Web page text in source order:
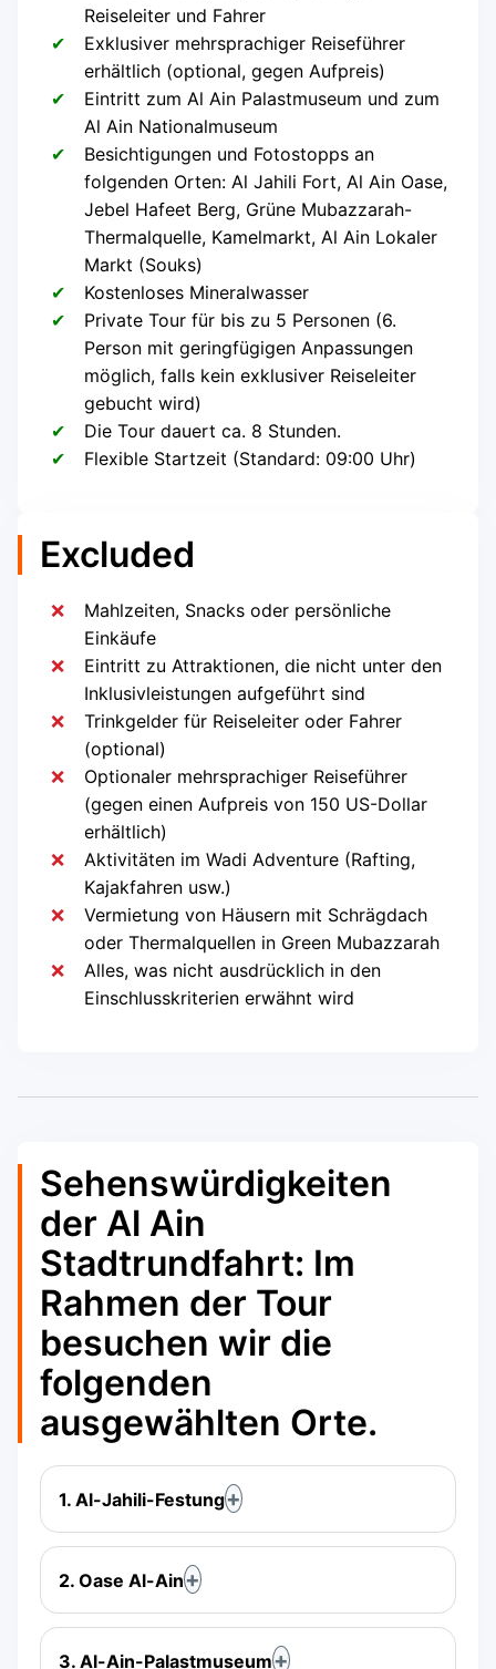
Reiseleiter und Fahrer
Exklusiver mehrsprachiger Reiseführer
erhältlich (optional, gegen Aufpreis)
Eintritt zum Al Ain Palastmuseum und zum
Al Ain Nationalmuseum
Besichtigungen und Fotostopps an
folgenden Orten: Al Jahili Fort, Al Ain Oase,
Jebel Hafeet Berg, Grüne Mubazzarah-
Thermalquelle, Kamelmarkt, Al Ain Lokaler
Markt (Souks)
Kostenloses Mineralwasser
Private Tour für bis zu 5 Personen (6.
Person mit geringfügigen Anpassungen
möglich, falls kein exklusiver Reiseleiter
gebucht wird)
Die Tour dauert ca. 8 Stunden.
Flexible Startzeit (Standard: 09:00 Uhr)
Excluded
Mahlzeiten, Snacks oder persönliche
Einkäufe
Eintritt zu Attraktionen, die nicht unter den
Inklusivleistungen aufgeführt sind
Trinkgelder für Reiseleiter oder Fahrer
(optional)
Optionaler mehrsprachiger Reiseführer
(gegen einen Aufpreis von 150 US-Dollar
erhältlich)
Aktivitäten im Wadi Adventure (Rafting,
Kajakfahren usw.)
Vermietung von Häusern mit Schrägdach
oder Thermalquellen in Green Mubazzarah
Alles, was nicht ausdrücklich in den
Einschlusskriterien erwähnt wird
Sehenswürdigkeiten
der Al Ain
Stadtrundfahrt: Im
Rahmen der Tour
besuchen wir die
folgenden
ausgewählten Orte.
1. Al-Jahili-Festung
2. Oase Al-Ain
3. Al-Ain-Palastmuseum